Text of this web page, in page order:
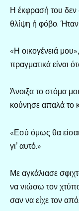
Η έκφρασή του δεν
θλίψη ή φόβο.
«Η οικογένειά
πραγματικά είναι
Άνοιξα το στόμα
κούνησε απαλά το
«Εσύ όμως θα
γι’ αυτό.»
Με αγκάλιασε
να νιώσω τον
σαν να είχε τον